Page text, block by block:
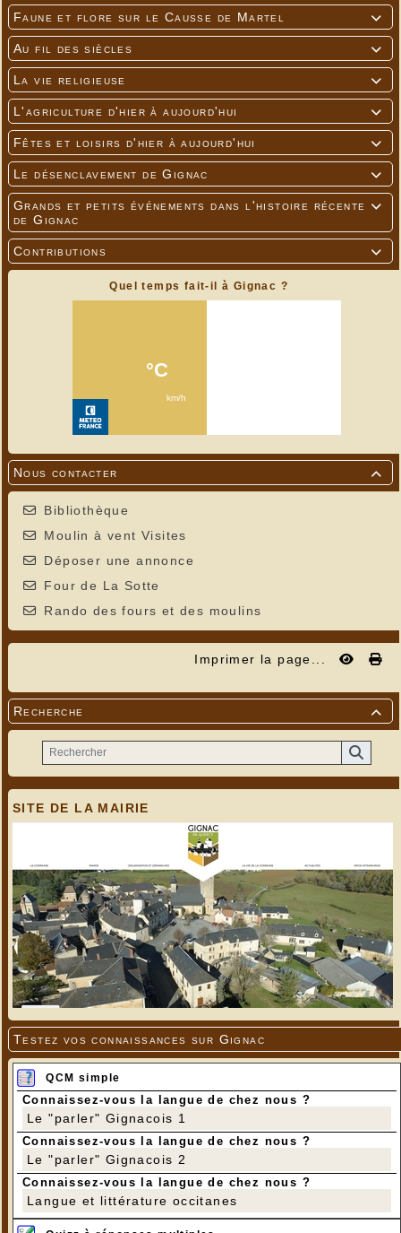

Faune et flore sur le Causse de Martel

Au fil des siècles

La vie religieuse

L'agriculture d'hier à aujourd'hui

Fêtes et loisirs d'hier à aujourd'hui

Le désenclavement de Gignac

Grands et petits événements dans l'histoire récente
de Gignac

Contributions
Quel temps fait-il à Gignac ?

Nous contacter
Bibliothèque
Moulin à vent Visites
Déposer une annonce
Four de La Sotte
Rando des fours et des moulins
Imprimer la page...

Recherche
SITE DE LA MAIRIE
Testez vos connaissances sur Gignac
QCM simple
Connaissez-vous la langue de chez nous ?
Le "parler" Gignacois 1
Connaissez-vous la langue de chez nous ?
Le "parler" Gignacois 2
Connaissez-vous la langue de chez nous ?
Langue et littérature occitanes